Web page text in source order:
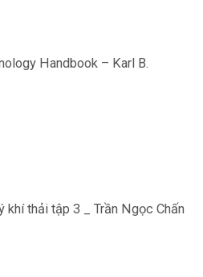
Handbook – Karl B.
khí thải tập 3 _ Trần Ngọc Chấn